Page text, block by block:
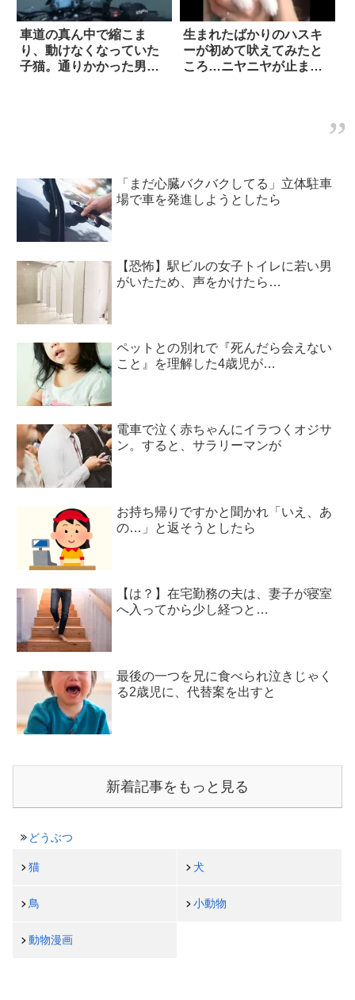
車道の真ん中で縮こま
り、動けなくなっていた
子猫。通りかかった男性
生まれたばかりのハスキ
ーが初めて吠えてみたと
ころ…ニヤニヤが止まら
「まだ心臓バクバクしてる」立体駐車
場で車を発進しようとしたら
【恐怖】駅ビルの女子トイレに若い男
がいたため、声をかけたら…
ペットとの別れで『死んだら会えない
こと』を理解した4歳児が…
電車で泣く赤ちゃんにイラつくオジサ
ン。すると、サラリーマンが
お持ち帰りですかと聞かれ「いえ、あ
の…」と返そうとしたら
【は？】在宅勤務の夫は、妻子が寝室
へ入ってから少し経つと…
最後の一つを兄に食べられ泣きじゃく
る2歳児に、代替案を出すと
新着記事をもっと見る
どうぶつ
猫 犬
鳥 小動物
動物漫画